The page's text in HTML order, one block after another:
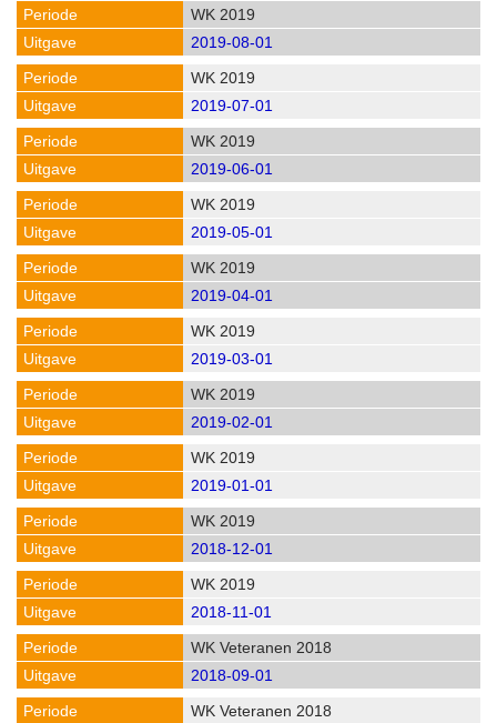
WK 2019
2019-08-01
WK 2019
2019-07-01
WK 2019
2019-06-01
WK 2019
2019-05-01
WK 2019
2019-04-01
WK 2019
2019-03-01
WK 2019
2019-02-01
WK 2019
2019-01-01
WK 2019
2018-12-01
WK 2019
2018-11-01
WK Veteranen 2018
2018-09-01
WK Veteranen 2018